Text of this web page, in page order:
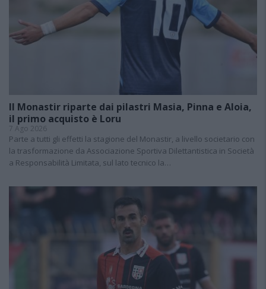
Il Monastir riparte dai pilastri Masia, Pinna e Aloia,
il primo acquisto è Loru
7 Ago 2026
Parte a tutti gli effetti la stagione del Monastir, a livello societario con
la trasformazione da Associazione Sportiva Dilettantistica in Società
a Responsabilità Limitata, sul lato tecnico la…